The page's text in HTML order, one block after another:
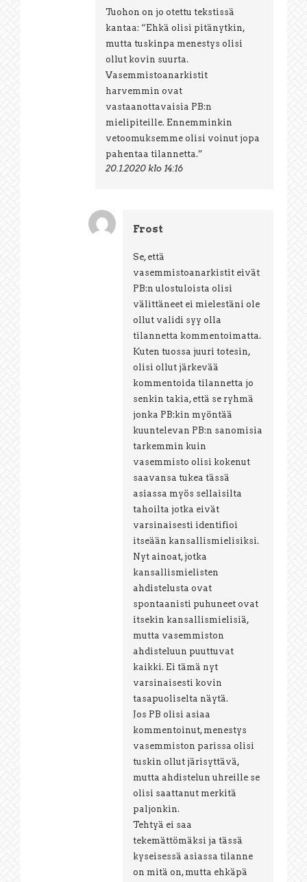
Tuohon on jo otettu tekstissä
kantaa: “Ehkä olisi pitänytkin,
mutta tuskinpa menestys olisi
ollut kovin suurta.
Vasemmistoanarkistit
harvemmin ovat
vastaanottavaisia PB:n
mielipiteille. Ennemminkin
vetoomuksemme olisi voinut jopa
pahentaa tilannetta.”
20.1.2020 klo 14:16
Frost
Se, että
vasemmistoanarkistit eivät
PB:n ulostuloista olisi
välittäneet ei mielestäni ole
ollut validi syy olla
tilannetta kommentoimatta.
Kuten tuossa juuri totesin,
olisi ollut järkevää
kommentoida tilannetta jo
senkin takia, että se ryhmä
jonka PB:kin myöntää
kuuntelevan PB:n sanomisia
tarkemmin kuin
vasemmisto olisi kokenut
saavansa tukea tässä
asiassa myös sellaisilta
tahoilta jotka eivät
varsinaisesti identifioi
itseään kansallismielisiksi.
Nyt ainoat, jotka
kansallismielisten
ahdistelusta ovat
spontaanisti puhuneet ovat
itsekin kansallismielisiä,
mutta vasemmiston
ahdisteluun puuttuvat
kaikki. Ei tämä nyt
varsinaisesti kovin
tasapuoliselta näytä.
Jos PB olisi asiaa
kommentoinut, menestys
vasemmiston parissa olisi
tuskin ollut järisyttävä,
mutta ahdistelun uhreille se
olisi saattanut merkitä
paljonkin.
Tehtyä ei saa
tekemättömäksi ja tässä
kyseisessä asiassa tilanne
on mitä on, mutta ehkäpä